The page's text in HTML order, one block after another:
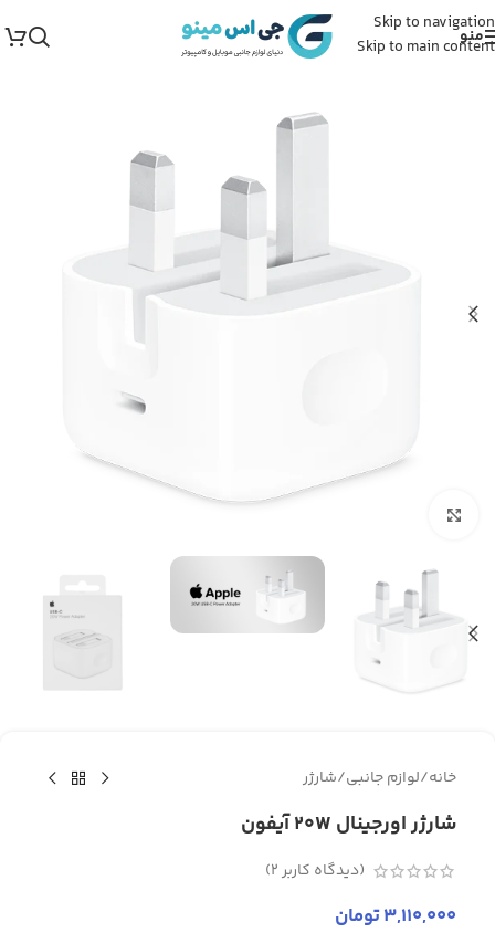
Skip to navigation
Skip to main content
منو
خانه/لوازم جانبی/شارژر
شارژر اورجینال 20W آیفون
(دیدگاه کاربر2
)
3,110,000تومان